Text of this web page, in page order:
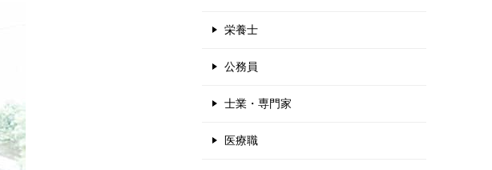
栄養士
公務員
士業・専門家
医療職